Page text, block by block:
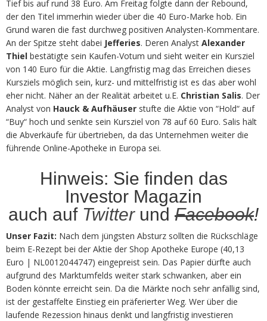
Tief bis auf rund 38 Euro. Am Freitag folgte dann der Rebound,
der den Titel immerhin wieder über die 40 Euro-Marke hob. Ein
Grund waren die fast durchweg positiven Analysten-Kommentare.
An der Spitze steht dabei Jefferies. Deren Analyst Alexander
Thiel bestätigte sein Kaufen-Votum und sieht weiter ein Kursziel
von 140 Euro für die Aktie. Langfristig mag das Erreichen dieses
Kursziels möglich sein, kurz- und mittelfristig ist es das aber wohl
eher nicht. Näher an der Realität arbeitet u.E. Christian Salis. Der
Analyst von Hauck & Aufhäuser stufte die Aktie von “Hold“ auf
“Buy“ hoch und senkte sein Kursziel von 78 auf 60 Euro. Salis hält
die Abverkäufe für übertrieben, da das Unternehmen weiter die
führende Online-Apotheke in Europa sei.
Hinweis: Sie finden das
Investor Magazin
auch auf Twitter und Facebook!
Unser Fazit: Nach dem jüngsten Absturz sollten die Rückschläge
beim E-Rezept bei der Aktie der Shop Apotheke Europe (40,13
Euro | NL0012044747) eingepreist sein. Das Papier dürfte auch
aufgrund des Marktumfelds weiter stark schwanken, aber ein
Boden könnte erreicht sein. Da die Märkte noch sehr anfällig sind,
ist der gestaffelte Einstieg ein präferierter Weg. Wer über die
laufende Rezession hinaus denkt und langfristig investieren